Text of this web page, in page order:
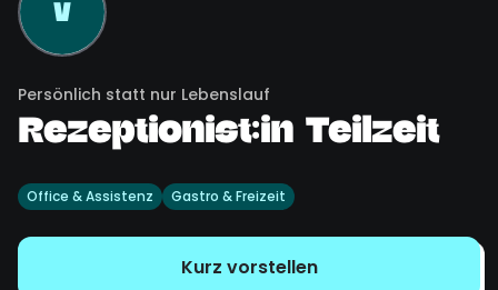
V
Persönlich statt nur Lebenslauf
Rezeptionist:in Teilzeit
Office & Assistenz Gastro & Freizeit
Kurz vorstellen